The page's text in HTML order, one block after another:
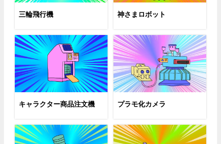
三輪飛行機 神さまロボット
キャラクター商品注文機 プラモ化カメラ